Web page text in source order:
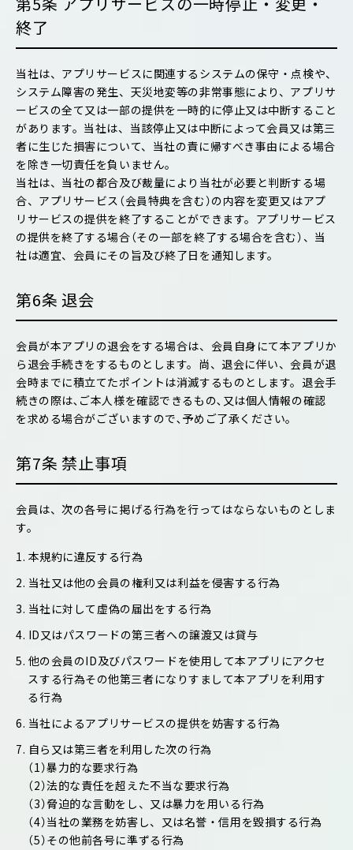
終了
当社は、アプリサービスに関連するシステムの保守・点検や、
システム障害の発生、天災地変等の非常事態により、アプリサ
ービスの全て又は一部の提供を一時的に停止又は中断すること
があります。当社は、当該停止又は中断によって会員又は第三
者に生じた損害について、当社の責に帰すべき事由による場合
を除き一切責任を負いません。
当社は、当社の都合及び裁量により当社が必要と判断する場
合、アプリサービス（会員特典を含む）の内容を変更又はアプ
リサービスの提供を終了することができます。アプリサービス
の提供を終了する場合（その一部を終了する場合を含む）、当
社は適宜、会員にその旨及び終了日を通知します。
第6条 退会
会員が本アプリの退会をする場合は、会員自身にて本アプリか
ら退会手続きをするものとします。尚、退会に伴い、会員が退
会時までに積立てたポイントは消滅するものとします。退会手
続きの際は､ご本人様を確認できるもの､又は個人情報の確認
を求める場合がございますので､予めご了承ください。
第7条 禁止事項
会員は、次の各号に掲げる行為を行ってはならないものとしま
す。
1. 本規約に違反する行為
2. 当社又は他の会員の権利又は利益を侵害する行為
3. 当社に対して虚偽の届出をする行為
4. ID又はパスワードの第三者への譲渡又は貸与
5. 他の会員のID及びパスワードを使用して本アプリにアクセ
スする行為その他第三者になりすまして本アプリを利用す
る行為
6. 当社によるアプリサービスの提供を妨害する行為
7. 自ら又は第三者を利用した次の行為
（1）暴力的な要求行為
（2）法的な責任を超えた不当な要求行為
（3）脅迫的な言動をし、又は暴力を用いる行為
（4）当社の業務を妨害し、又は名誉・信用を毀損する行為
（5）その他前各号に準ずる行為